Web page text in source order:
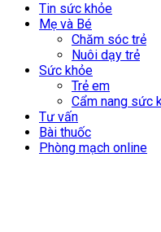
Tin sức khỏe
Mẹ và Bé
Chăm sóc trẻ
Nuôi dạy trẻ
Sức khỏe
Trẻ em
Cẩm nang sức
Tư vấn
Bài thuốc
Phòng mạch online